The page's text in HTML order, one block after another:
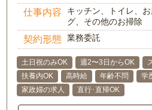
仕事内容
キッチン、トイレ、
グ、その他のお掃除
契約形態 業務委託
土日祝のみOK 週2〜3日からOK
扶養内OK
高時給 年齢不問 学
家政婦の求人
直行･直帰OK